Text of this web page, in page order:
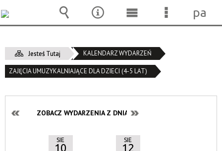
Jesteś Tutaj KALENDARZ WYDARZEŃ
ZAJĘCIA UMUZYKALNIAJĄCE DLA DZIECI (4-5 LAT)
ZOBACZ WYDARZENIA Z DNIA:
SIE
10
SIE
12
Wyszukiwarka
Narzędzia
MenuMenu